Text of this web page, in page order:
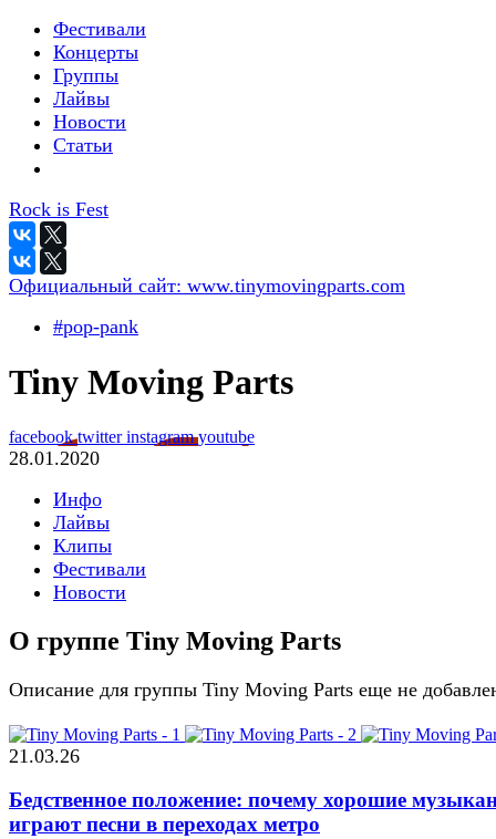
Фестивали
Концерты
Группы
Лайвы
Новости
Статьи
Rock is Fest
Официальный сайт: www.tinymovingparts.com
#pop-pank
Tiny Moving Parts
facebooktwitterinstagramyoutube
28.01.2020
Инфо
Лайвы
Клипы
Фестивали
Новости
О группе Tiny Moving Parts
Описание для группы Tiny Moving Parts еще не
21.03.26
Бедственное положение: почему хорошие
играют песни в переходах метро